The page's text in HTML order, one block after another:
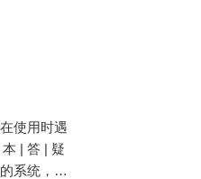
使用时遇
| 答 | 疑
系统，强